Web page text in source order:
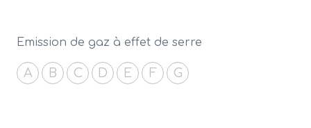
Emission de gaz à effet de serre
A B C D E F G